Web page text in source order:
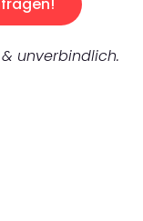
& unverbindlich.